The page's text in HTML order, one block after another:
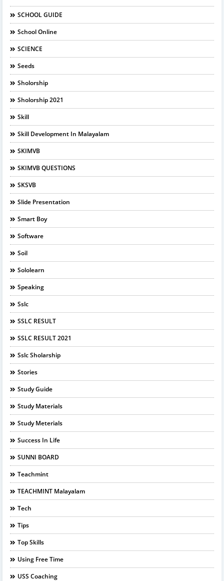
SCHOOL GUIDE
School Online
SCIENCE
Seeds
Sholorship
Sholorship 2021
Skill
Skill Development In Malayalam
SKIMVB
SKIMVB QUESTIONS
SKSVB
Slide Presentation
Smart Boy
Software
Soil
Sololearn
Speaking
Sslc
SSLC RESULT
SSLC RESULT 2021
Sslc Sholarship
Stories
Study Guide
Study Materials
Study Meterials
Success In Life
SUNNI BOARD
Teachmint
TEACHMINT Malayalam
Tech
Tips
Top Skills
Using Free Time
USS Coaching